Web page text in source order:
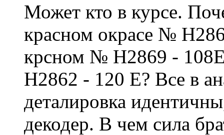
Может кто в курсе.
красном окрасе №
крсном № H2869 -
H2862 - 120 Е? Все в
деталировка
декодер. В чем сила